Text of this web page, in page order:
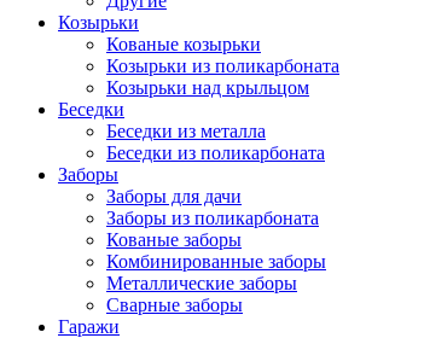
Козырьки
Кованые козырьки
Козырьки из поликарбоната
Козырьки над крыльцом
Беседки
Беседки из металла
Беседки из поликарбоната
Заборы
Заборы для дачи
Заборы из поликарбоната
Кованые заборы
Комбинированные заборы
Металлические заборы
Сварные заборы
Гаражи